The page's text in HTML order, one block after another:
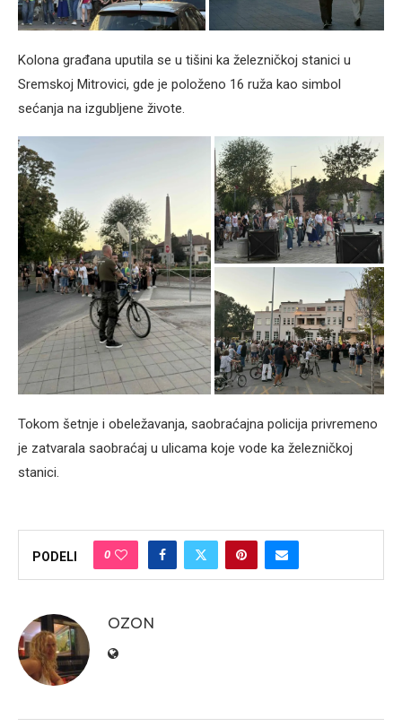
Kolona građana uputila se u tišini ka železničkoj stanici u
Sremskoj Mitrovici, gde je položeno 16 ruža kao simbol
sećanja na izgubljene živote.
Tokom šetnje i obeležavanja, saobraćajna policija privremeno
je zatvarala saobraćaj u ulicama koje vode ka železničkoj
stanici.
PODELI 0
OZON